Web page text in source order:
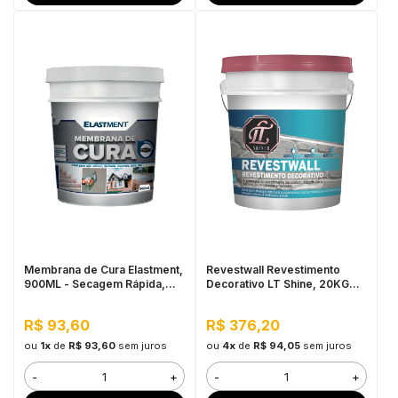
Membrana de Cura Elastment,
900ML - Secagem Rápida,
R$ 93,60
ou 1xde R$ 93,60 sem juros
- +
Revestwall Revestimento
Decorativo LT Shine, 20KG
R$ 376,20
ou 4xde R$ 94,05 sem juros
- +